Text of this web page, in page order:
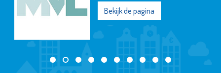
Bekijk de pagina